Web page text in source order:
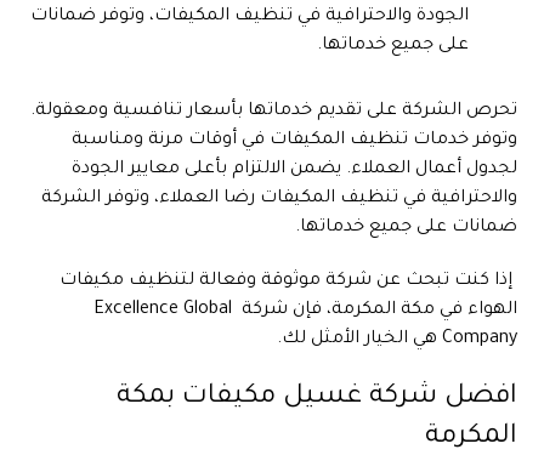
الجودة والاحترافية في تنظيف المكيفات، وتوفر ضمانات
على جميع خدماتها.
تحرص الشركة على تقديم خدماتها بأسعار تنافسية ومعقولة.
وتوفر خدمات تنظيف المكيفات في أوقات مرنة ومناسبة
لجدول أعمال العملاء. يضمن الالتزام بأعلى معايير الجودة
والاحترافية في تنظيف المكيفات رضا العملاء، وتوفر الشركة
ضمانات على جميع خدماتها.
إذا كنت تبحث عن شركة موثوقة وفعالة لتنظيف مكيفات
الهواء في مكة المكرمة، فإن شركة Excellence Global
Company هي الخيار الأمثل لك.
افضل شركة غسيل مكيفات بمكة
المكرمة